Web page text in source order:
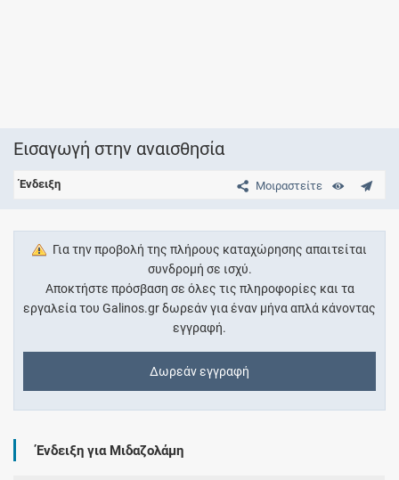
Εισαγωγή στην αναισθησία
Μοιραστείτε
Ένδειξη
Για την προβολή της πλήρους καταχώρησης απαιτείται
συνδρομή σε ισχύ.
Αποκτήστε πρόσβαση σε όλες τις πληροφορίες και τα
εργαλεία του Galinos.gr δωρεάν για έναν μήνα απλά κάνοντας
εγγραφή.
Δωρεάν εγγραφή
Ένδειξη για Μιδαζολάμη